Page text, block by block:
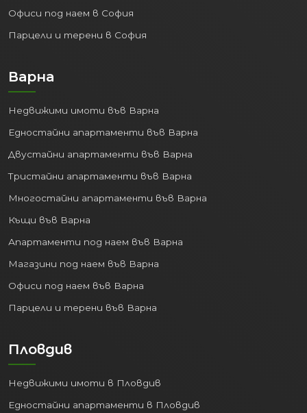
Офиси под наем в София
Парцели и терени в София
Варна
Недвижими имоти във Варна
Едностайни апартаменти във Варна
Двустайни апартаменти във Варна
Тристайни апартаменти във Варна
Многостайни апартаменти във Варна
Къщи във Варна
Апартаменти под наем във Варна
Магазини под наем във Варна
Офиси под наем във Варна
Парцели и терени във Варна
Пловдив
Недвижими имоти в Пловдив
Едностайни апартаменти в Пловдив